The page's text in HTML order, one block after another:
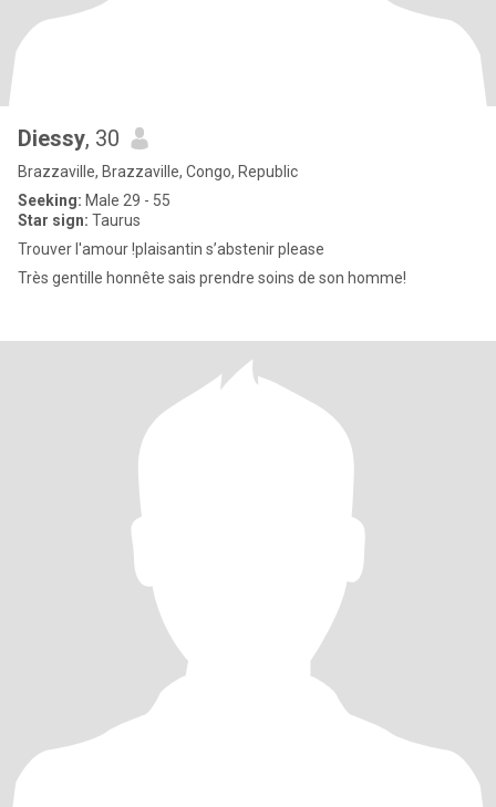
Diessy, 30
Brazzaville, Brazzaville, Congo, Republic
Seeking: Male 29 - 55
Star sign: Taurus
Trouver l'amour !plaisantin s’abstenir please
Très gentille honnête sais prendre soins de son homme!